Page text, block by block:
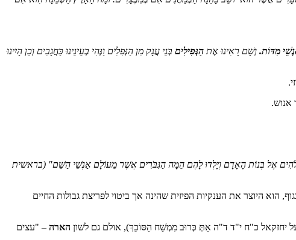
מִדּוֹת. וְשָׁם רָאִינוּ אֶת הַנְּפִילִים בְּנֵי עֲנָק מִן הַנְּפִלִים וַנְּהִי בְעֵינֵינוּ כַּחֲגָבִים וְכֵן הָיִינוּ
אנוש.
אֶל בְּנוֹת הָאָדָם וְיָלְדוּ לָהֶם הֵמָּה הַגִּבֹּרִים אֲשֶׁר מֵעוֹלָם אַנְשֵׁי הַשֵּׁם" (בראשית
הוא היוצר את הענקיות הפיזית שהינה אך ביטוי לפריצת גבולות החיים
יחזקאל כ"ח י"ד ד"ה אַתְּ כְּרוּב מִמְשַׁח הַסּוֹכֵךְ), אולם גם לשון הארה – "עצים